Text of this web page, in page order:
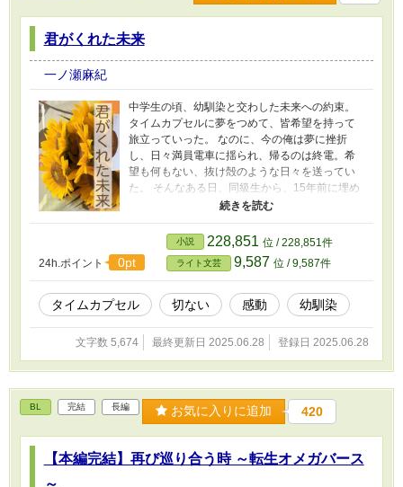
君がくれた未来
一ノ瀬麻紀
中学生の頃、幼馴染と交わした未来への約束。
タイムカプセルに夢をつめて、皆希望を持って
旅立っていった。 なのに、今の俺は夢に挫折
し、日々満員電車に揺られ、帰るのは終電。希
望も何もない、抜け殻のような日々を送ってい
た。 そんなある日、同級生から、15年前に埋め
たタイムカプセルを掘り起こそうという連絡が
躇していたが……。
24h.ポイント 0pt
小説 228,851 位 / 228,851件
ライト文芸 9,587 位 / 9,587件
タイムカプセル 切ない 感動 幼馴染
文字数 5,674 最終更新日 2025.06.28 登録日 2025.06.28
BL 完結 長編 お気に入りに追加 420
【本編完結】再び巡り合う時 ～転生オメガバース
～